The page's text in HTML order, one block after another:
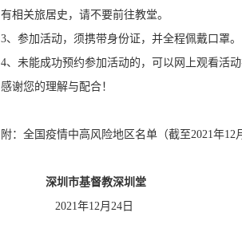
有相关旅居史，请不要前往教堂。
3、参加活动，须携带身份证，并全程佩戴口罩。
4、未能成功预约参加活动的，可以网上观看活
感谢您的理解与配合！
附：全国疫情中高风险地区名单（截至2021年12
深圳市基督教深圳堂
2021年12月24日